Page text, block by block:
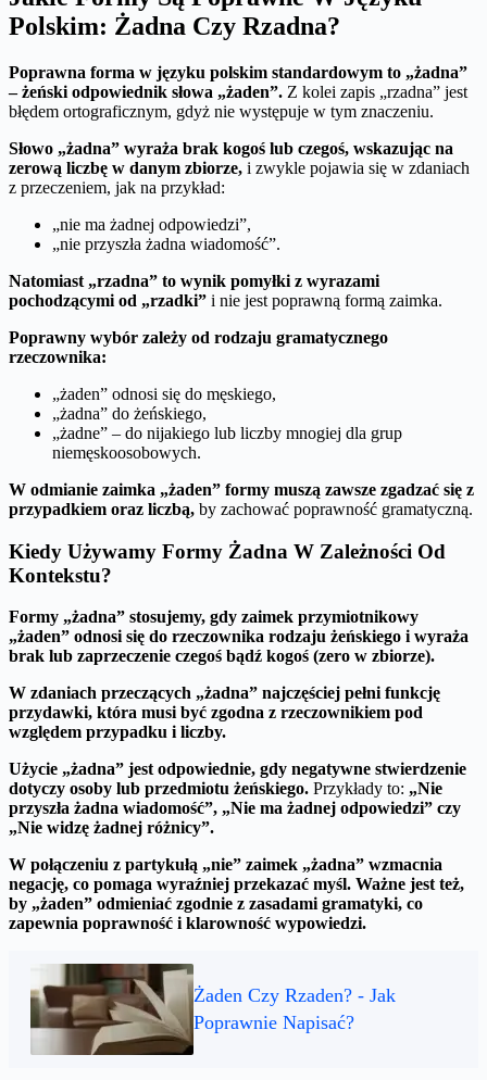
Polskim: Żadna Czy Rzadna?
Poprawna forma w języku polskim standardowym to „żadna”
– żeński odpowiednik słowa „żaden”. Z kolei zapis „rzadna” jest
błędem ortograficznym, gdyż nie występuje w tym znaczeniu.
Słowo „żadna” wyraża brak kogoś lub czegoś, wskazując na
zerową liczbę w danym zbiorze, i zwykle pojawia się w zdaniach
z przeczeniem, jak na przykład:
„nie ma żadnej odpowiedzi”,
„nie przyszła żadna wiadomość”.
Natomiast „rzadna” to wynik pomyłki z wyrazami
pochodzącymi od „rzadki” i nie jest poprawną formą zaimka.
Poprawny wybór zależy od rodzaju gramatycznego
rzeczownika:
„żaden” odnosi się do męskiego,
„żadna” do żeńskiego,
„żadne” – do nijakiego lub liczby mnogiej dla grup
niemęskoosobowych.
W odmianie zaimka „żaden” formy muszą zawsze zgadzać się z
przypadkiem oraz liczbą, by zachować poprawność gramatyczną.
Kiedy Używamy Formy Żadna W Zależności Od
Kontekstu?
Formy „żadna” stosujemy, gdy zaimek przymiotnikowy
„żaden” odnosi się do rzeczownika rodzaju żeńskiego i wyraża
brak lub zaprzeczenie czegoś bądź kogoś (zero w zbiorze).
W zdaniach przeczących „żadna” najczęściej pełni funkcję
przydawki, która musi być zgodna z rzeczownikiem pod
względem przypadku i liczby.
Użycie „żadna” jest odpowiednie, gdy negatywne stwierdzenie
dotyczy osoby lub przedmiotu żeńskiego. Przykłady to: „Nie
przyszła żadna wiadomość”, „Nie ma żadnej odpowiedzi” czy
„Nie widzę żadnej różnicy”.
W połączeniu z partykułą „nie” zaimek „żadna” wzmacnia
negację, co pomaga wyraźniej przekazać myśl. Ważne jest też,
by „żaden” odmieniać zgodnie z zasadami gramatyki, co
zapewnia poprawność i klarowność wypowiedzi.
Żaden Czy Rzaden? - Jak
Poprawnie Napisać?